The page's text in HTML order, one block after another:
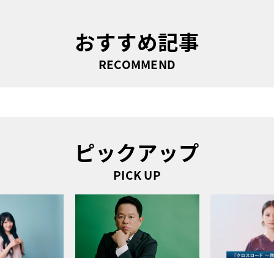
おすすめ記事
RECOMMEND
ピックアップ
PICK UP